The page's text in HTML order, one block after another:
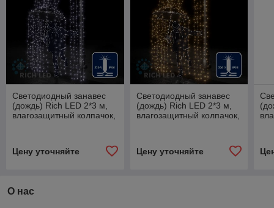
Светодиодный занавес
(дождь) Rich LED 2*3 м,
влагозащитный колпачок,
Цену уточняйте
Светодиодный занавес
(дождь) Rich LED 2*3 м,
влагозащитный колпачок,
Цену уточняйте
О нас